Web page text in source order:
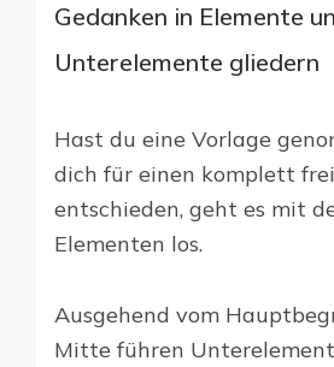
Gedanken in Elemente
Unterelemente gliedern
Hast du eine Vorlage
dich für einen komplett
entschieden, geht es mit
Elementen los.
Ausgehend vom
Mitte führen